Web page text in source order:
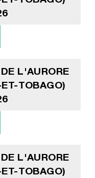
L'AURORE
TOBAGO)
L'AURORE
TOBAGO)